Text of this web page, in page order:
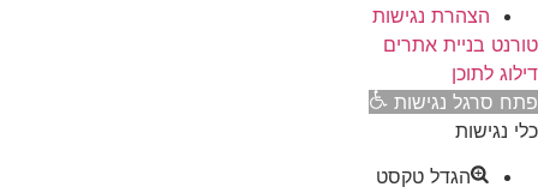
הצהרת נגישות
טורנט בניית אתרים
דילוג לתוכן
פתח סרגל נגישות
כלי נגישות
הגדל טקסט